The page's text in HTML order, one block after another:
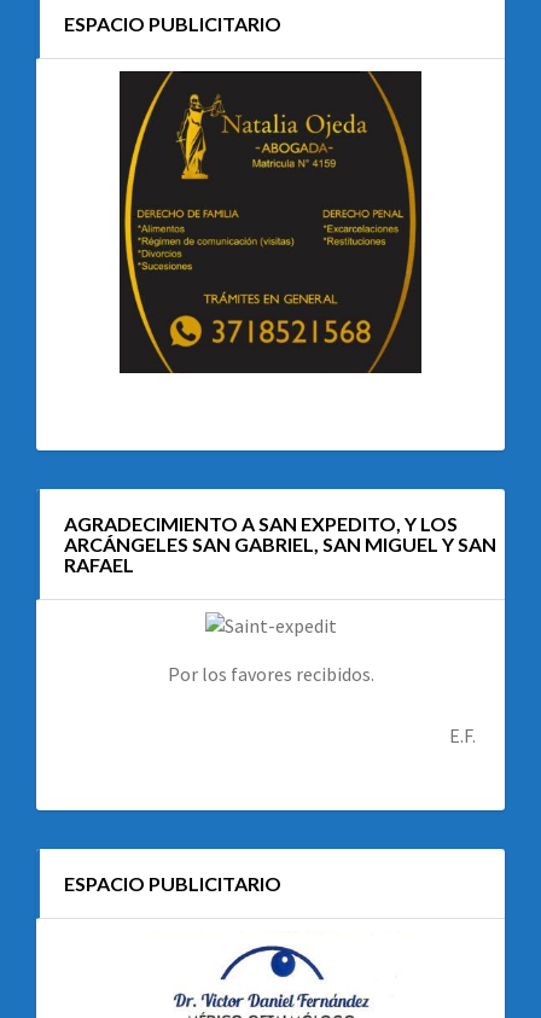
ESPACIO PUBLICITARIO
AGRADECIMIENTO A SAN EXPEDITO, Y LOS
ARCÁNGELES SAN GABRIEL, SAN MIGUEL Y SAN
RAFAEL
Por los favores recibidos.
E.F.
ESPACIO PUBLICITARIO